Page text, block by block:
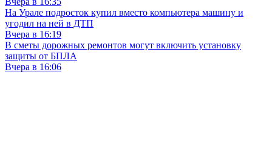
На Урале подросток купил вместо компьютера машину и
угодил на ней в ДТП
Вчера в 16:19
В сметы дорожных ремонтов могут включить установку
защиты от БПЛА
Вчера в 16:06